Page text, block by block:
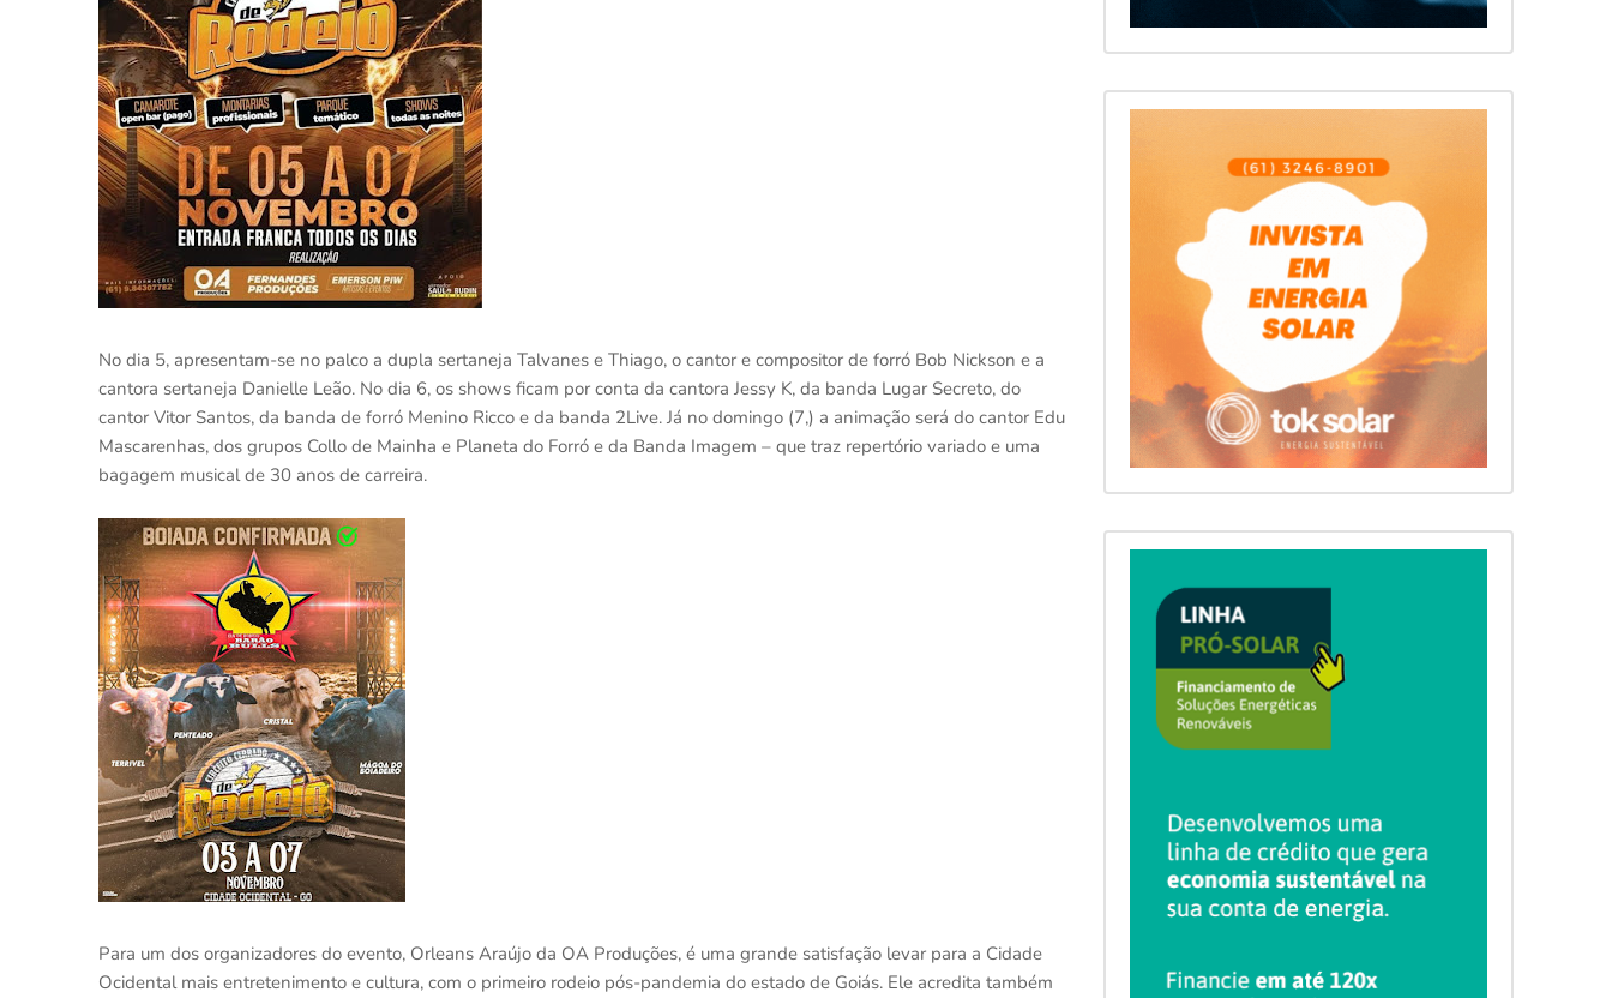
No dia 5, apresentam-se no palco a dupla sertaneja Talvanes e Thiago, o cantor e compositor de forró Bob Nickson e a
cantora sertaneja Danielle Leão. No dia 6, os shows ficam por conta da cantora Jessy K, da banda Lugar Secreto, do
cantor Vitor Santos, da banda de forró Menino Ricco e da banda 2Live. Já no domingo (7,) a animação será do cantor Edu
Mascarenhas, dos grupos Collo de Mainha e Planeta do Forró e da Banda Imagem – que traz repertório variado e uma
bagagem musical de 30 anos de carreira.
Para um dos organizadores do evento, Orleans Araújo da OA Produções, é uma grande satisfação levar para a Cidade
Ocidental mais entretenimento e cultura, com o primeiro rodeio pós-pandemia do estado de Goiás. Ele acredita também